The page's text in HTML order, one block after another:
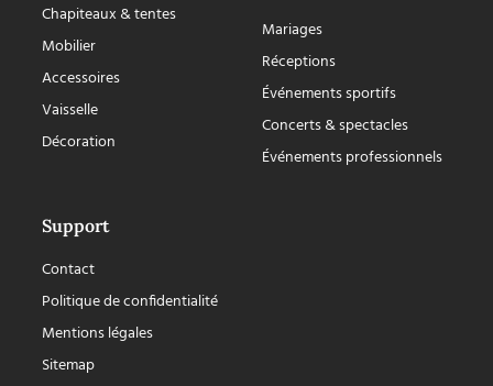
Chapiteaux & tentes
Mobilier
Accessoires
Vaisselle
Décoration
Mariages
Réceptions
Événements sportifs
Concerts & spectacles
Événements professionnels
Support
Contact
Politique de confidentialité
Mentions légales
Sitemap